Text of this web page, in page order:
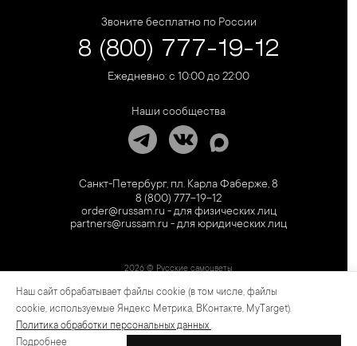
Звоните бесплатно по России
8 (800) 777-19-12
Ежедневно: с 10:00 до 22:00
Наши сообщества
Санкт-Петербург, пл. Карла Фаберже, 8
8 (800) 777-19-12
order@russam.ru - для физических лиц
partners@russam.ru - для юридических лиц
2026 © Русские самоцветы
Предложение не является публичной офертой. Цены на сайте и в розничной сети
могут отличаться. Информация на сайте о товаре носит рекламный характер и
расценивается как приглашение делать оферты на основании п.1 ст. 437
Гражданского кодекса РФ.
Наш сайт обрабатывает файлы cookie (в том числе, файлы
cookie, используемые Яндекс Метрика, ВКонтакте, MyTarget).
Политика обработки персональных данных .
Подробнее